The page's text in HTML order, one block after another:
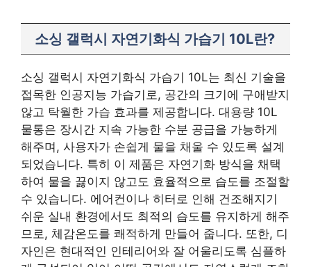
소싱 갤럭시 자연기화식 가습기 10L란?
소싱 갤럭시 자연기화식 가습기 10L는 최신 기술을
접목한 인공지능 가습기로, 공간의 크기에 구애받지
않고 탁월한 가습 효과를 제공합니다. 대용량 10L
물통은 장시간 지속 가능한 수분 공급을 가능하게
해주며, 사용자가 손쉽게 물을 채울 수 있도록 설계
되었습니다. 특히 이 제품은 자연기화 방식을 채택
하여 물을 끓이지 않고도 효율적으로 습도를 조절할
수 있습니다. 에어컨이나 히터로 인해 건조해지기
쉬운 실내 환경에서도 최적의 습도를 유지하게 해주
므로, 체감온도를 쾌적하게 만들어 줍니다. 또한, 디
자인은 현대적인 인테리어와 잘 어울리도록 심플하